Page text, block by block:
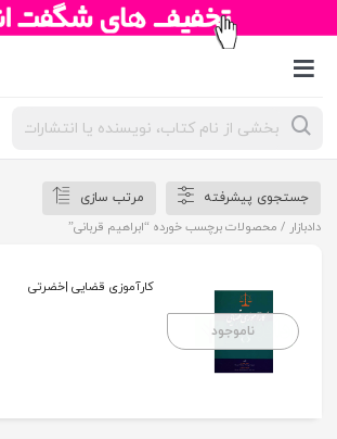
جستجوی
محصولات
جستجوی پیشرفته
مرتب سازی
دادبازار / محصولات برچسب خورده “ابراهیم قربانی”
ناموجود
کارآموزی قضایی |خضرتی